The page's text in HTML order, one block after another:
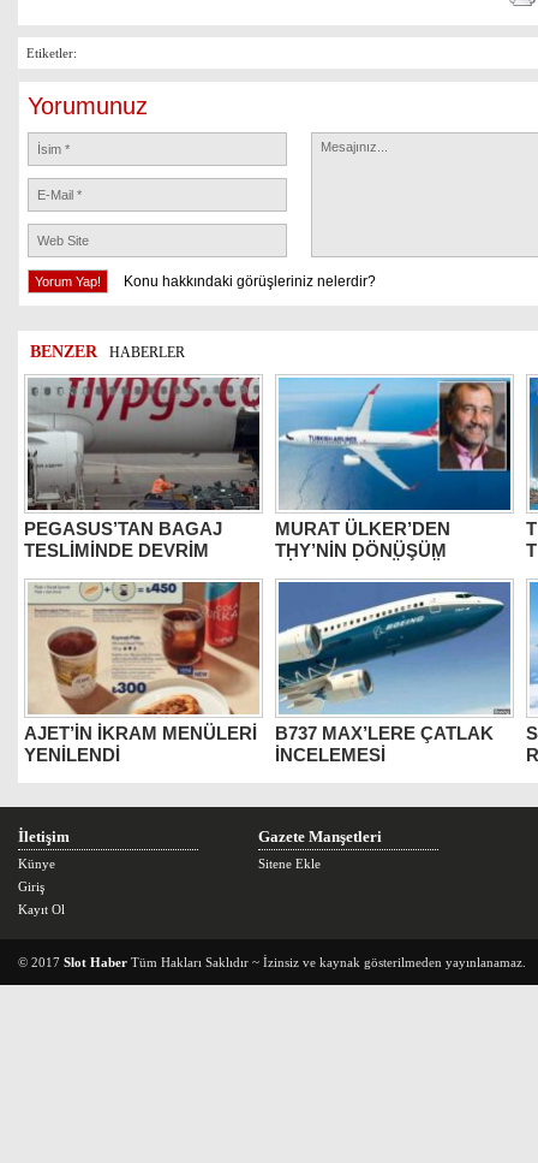
Etiketler:
Yorumunuz
Konu hakkındaki görüşleriniz nelerdir?
BENZER HABERLER
PEGASUS’TAN BAGAJ
TESLİMİNDE DEVRİM
MURAT ÜLKER’DEN
THY’NİN DÖNÜŞÜM
AJET’İN İKRAM MENÜLERİ
YENİLENDİ
B737 MAX’LERE ÇATLAK
İNCELEMESİ
İletişim
Künye
Giriş
Kayıt Ol
Gazete Manşetleri
Sitene Ekle
© 2017 Slot Haber Tüm Hakları Saklıdır ~ İzinsiz ve kaynak gösterilmeden yayınlanamaz.